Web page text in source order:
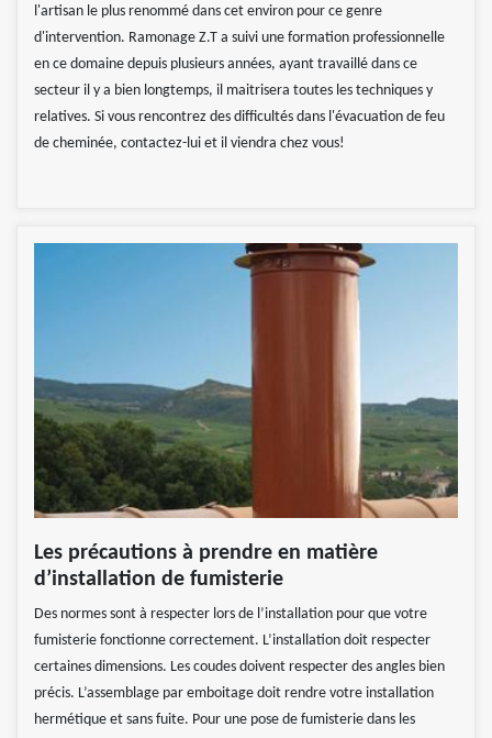
l'artisan le plus renommé dans cet environ pour ce genre
d'intervention. Ramonage Z.T a suivi une formation professionnelle
en ce domaine depuis plusieurs années, ayant travaillé dans ce
secteur il y a bien longtemps, il maitrisera toutes les techniques y
relatives. Si vous rencontrez des difficultés dans l'évacuation de feu
de cheminée, contactez-lui et il viendra chez vous!
Les précautions à prendre en matière
d’installation de fumisterie
Des normes sont à respecter lors de l’installation pour que votre
fumisterie fonctionne correctement. L’installation doit respecter
certaines dimensions. Les coudes doivent respecter des angles bien
précis. L’assemblage par emboitage doit rendre votre installation
hermétique et sans fuite. Pour une pose de fumisterie dans les